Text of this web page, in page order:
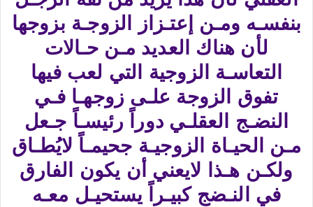
بنفسـه ومـن إعتـزاز الزوجـة بزوجها
لأن هناك العديد مـن حـالات
التعاسـة الزوجية التي لعب فيها
تفوق الزوجة علـى زوجهـا فـي
النضـج العقلـي دوراً رئيسـاً جـعل
مـن الحيـاة الزوجيـة جحيمـاً لايُطـاق
ولكـن هـذا لايعني أن يكون الفارق
في النـضج كبيـراً يستحيـل معـه